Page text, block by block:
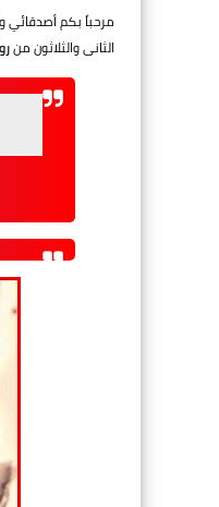
مرحباً بكم أصدقائي
الثانى والثلاثون من